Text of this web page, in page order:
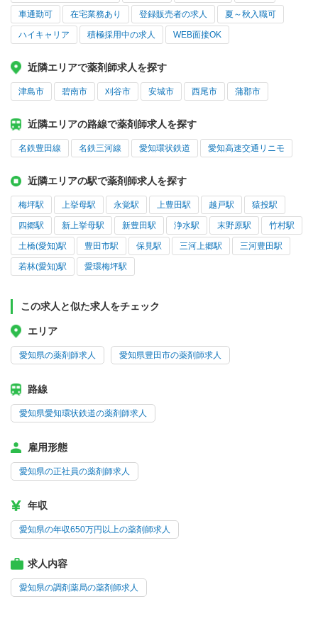
車通勤可 在宅業務あり 登録販売者の求人 夏～秋入職可
ハイキャリア 積極採用中の求人 WEB面接OK
近隣エリアで薬剤師求人を探す
津島市 碧南市 刈谷市 安城市 西尾市 蒲郡市
近隣エリアの路線で薬剤師求人を探す
名鉄豊田線 名鉄三河線 愛知環状鉄道 愛知高速交通リニモ
近隣エリアの駅で薬剤師求人を探す
梅坪駅 上挙母駅 永覚駅 上豊田駅 越戸駅 猿投駅
四郷駅 新上挙母駅 新豊田駅 浄水駅 末野原駅 竹村駅
土橋(愛知)駅 豊田市駅 保見駅 三河上郷駅 三河豊田駅
若林(愛知)駅 愛環梅坪駅
この求人と似た求人をチェック
エリア
愛知県の薬剤師求人 愛知県豊田市の薬剤師求人
路線
愛知県愛知環状鉄道の薬剤師求人
雇用形態
愛知県の正社員の薬剤師求人
年収
愛知県の年収650万円以上の薬剤師求人
求人内容
愛知県の調剤薬局の薬剤師求人